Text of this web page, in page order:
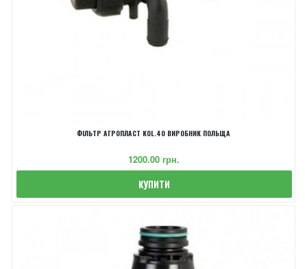
ФІЛЬТР АГРОПЛАСТ KOL.40 ВИРОБНИК ПОЛЬЩА
‎1200.00 грн.
КУПИТИ